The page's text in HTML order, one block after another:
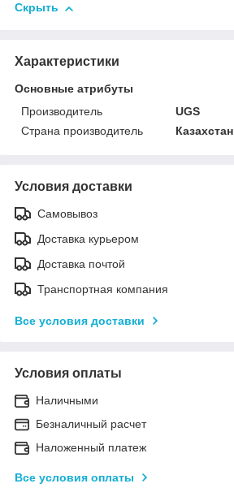
Скрыть
Характеристики
Основные атрибуты
Производитель
UGS
Страна производитель
Казахстан
Условия доставки
Самовывоз
Доставка курьером
Доставка почтой
Транспортная компания
Все условия доставки
Условия оплаты
Наличными
Безналичный расчет
Наложенный платеж
Все условия оплаты